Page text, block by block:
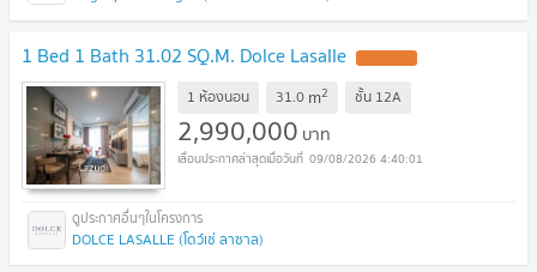
1 Bed 1 Bath 31.02 SQ.M. Dolce Lasalle
1 ห้องนอน 31.0 m2 ชั้น 12A
2,990,000 บาท
09/08/2026 4:40:01
DOLCE LASALLE (โดว์เช่ ลาซาล)